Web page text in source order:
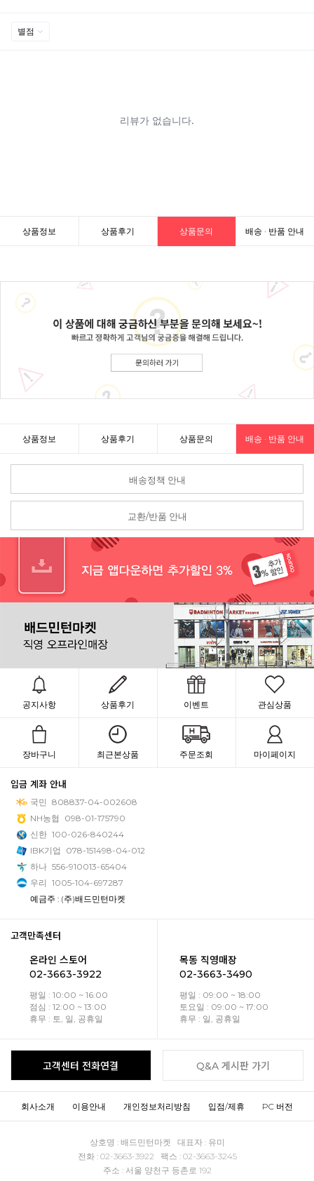
상품정보 상품후기 상품문의 배송 · 반품 안내
상품정보 상품후기 상품문의 배송 · 반품 안내
배송정책 안내
교환/반품 안내
공지사항 상품후기 이벤트 관심상품
장바구니 최근본상품 주문조회 마이페이지
입금 계좌 안내
국민 808837-04-002608
NH농협
098-01-175790
신한 100-026-840244
IBK기업
078-151498-04-012
하나 556-910013-65404
우리 1005-104-697287
예금주 : (주)배드민턴마켓
고객만족센터
온라인 스토어
02-3663-3922
평일 : 10:00 ~ 16:00
점심 : 12:00 ~ 13:00
휴무 : 토, 일, 공휴일
목동 직영매장
02-3663-3490
평일 : 09:00 ~ 18:00
토요일 : 09:00 ~ 17:00
휴무 : 일, 공휴일
고객센터 전화연결 Q&A 게시판 가기
회사소개 이용안내 개인정보처리방침 입점/제휴 PC 버전
상호명 : 배드민턴마켓 대표자 : 유미
전화 : 02-3663-3922 팩스 : 02-3663-3245
주소 : 서울 양천구 등촌로 192